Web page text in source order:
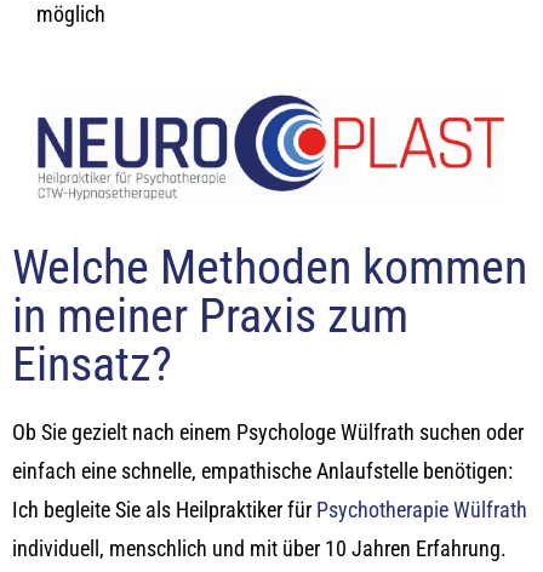
möglich
Welche Methoden kommen
in meiner Praxis zum
Einsatz?
Ob Sie gezielt nach einem Psychologe Wülfrath suchen oder
einfach eine schnelle, empathische Anlaufstelle benötigen:
Ich begleite Sie als Heilpraktiker für Psychotherapie Wülfrath
individuell, menschlich und mit über 10 Jahren Erfahrung.